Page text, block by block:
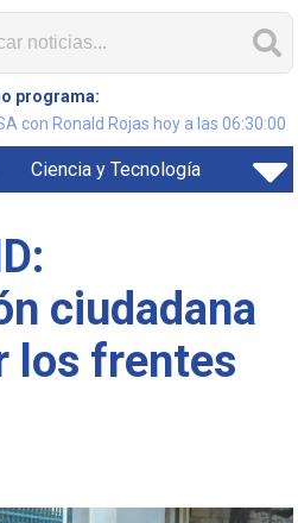
programa:
con Ronald Rojas hoy a las 06:30:00
Ciencia y Tecnología
ciudadana
los frentes